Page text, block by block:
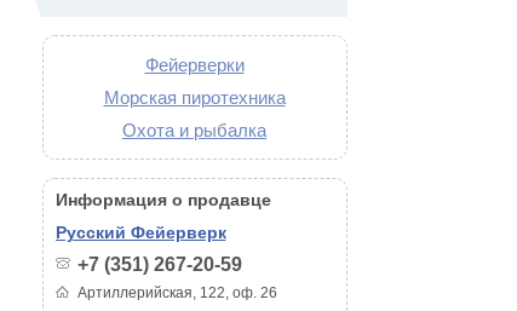
Фейерверки
Морская пиротехника
Охота и рыбалка
Информация о продавце
Русский Фейерверк
+7 (351) 267-20-59
Артиллерийская, 122, оф. 26